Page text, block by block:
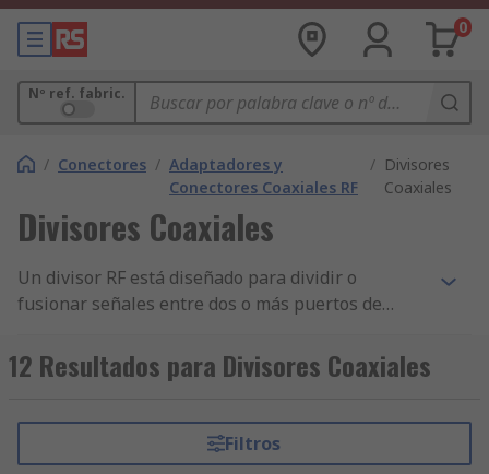
0
Nº ref. fabric.
/ Conectores / Adaptadores y
Conectores Coaxiales RF
/ Divisores
Coaxiales
Divisores Coaxiales
Un divisor RF está diseñado para dividir o
fusionar señales entre dos o más puertos de
la combinación de múltiples dispositivos RF a un
solo receptor, como en la conexión de televisores
satélite.AplicacionesLos conectores RF se utilizan
en dispositivos de comunicación inalámbricos y
12 Resultados para Divisores Coaxiales
Filtros